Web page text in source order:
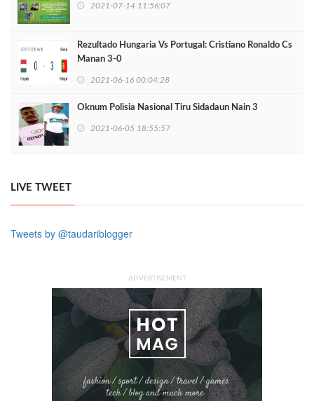
2021-07-14 11:56:07
Rezultado Hungaria Vs Portugal: Cristiano Ronaldo Cs
Manan 3-0
2021-06-16 00:04:28
Oknum Polisia Nasional Tiru Sidadaun Nain 3
2021-06-05 18:55:57
LIVE TWEET
Tweets by @taudariblogger
ADVERTISEMENT